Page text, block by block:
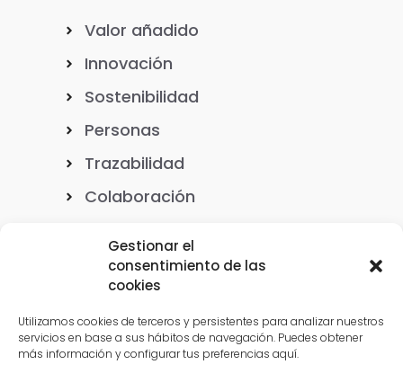
Gestionar el
consentimiento de las
cookies
Utilizamos cookies de terceros y persistentes para analizar nuestros
servicios en base a sus hábitos de navegación. Puedes obtener
más información y configurar tus preferencias aquí.
Valor añadido
Innovación
Sostenibilidad
Personas
Trazabilidad
Colaboración